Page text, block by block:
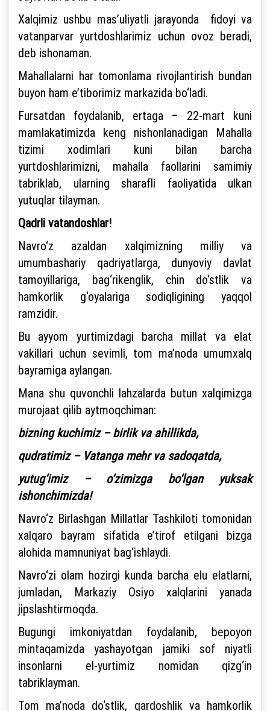
Xalqimiz ushbu mas’uliyatli jarayonda fidoyi va
vatanparvar yurtdoshlarimiz uchun ovoz beradi,
deb ishonaman.
Mahallalarni har tomonlama rivojlantirish bundan
buyon ham e’tiborimiz markazida bo‘ladi.
Fursatdan foydalanib, ertaga – 22-mart kuni
mamlakatimizda keng nishonlanadigan Mahalla
tizimi xodimlari kuni bilan barcha
yurtdoshlarimizni, mahalla faollarini samimiy
tabriklab, ularning sharafli faoliyatida ulkan
yutuqlar tilayman.
Qadrli vatandoshlar!
Navro‘z azaldan xalqimizning milliy va
umumbashariy qadriyatlarga, dunyoviy davlat
tamoyillariga, bag‘rikenglik, chin do‘stlik va
hamkorlik g‘oyalariga sodiqligining yaqqol
ramzidir.
Bu ayyom yurtimizdagi barcha millat va elat
vakillari uchun sevimli, tom ma’noda umumxalq
bayramiga aylangan.
Mana shu quvonchli lahzalarda butun xalqimizga
murojaat qilib aytmoqchiman:
bizning kuchimiz – birlik va ahillikda,
qudratimiz – Vatanga mehr va sadoqatda,
yutug‘imiz – o‘zimizga bo‘lgan yuksak
ishonchimizda!
Navro‘z Birlashgan Millatlar Tashkiloti tomonidan
xalqaro bayram sifatida e’tirof etilgani bizga
alohida mamnuniyat bag‘ishlaydi.
Navro‘zi olam hozirgi kunda barcha elu elatlarni,
jumladan, Markaziy Osiyo xalqlarini yanada
jipslashtirmoqda.
Bugungi imkoniyatdan foydalanib, bepoyon
mintaqamizda yashayotgan jamiki sof niyatli
insonlarni el-yurtimiz nomidan qizg‘in
tabriklayman.
Tom ma’noda do‘stlik, qardoshlik va hamkorlik